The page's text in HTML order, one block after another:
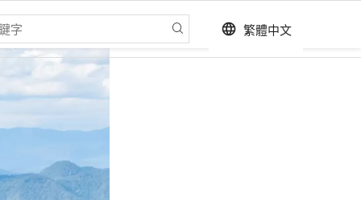
language 繁體中文